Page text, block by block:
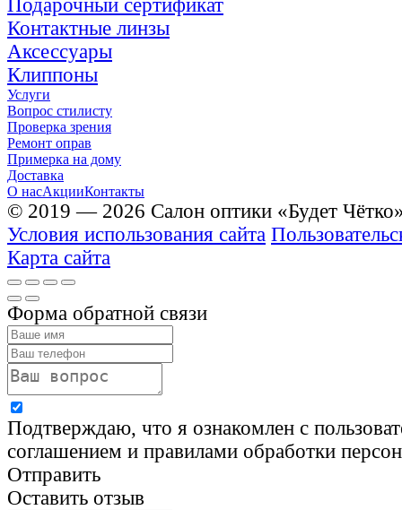
Подарочный сертификат
Контактные линзы
Аксессуары
Клиппоны
Услуги
Вопрос стилисту
Проверка зрения
Ремонт оправ
Примерка на дому
Доставка
О насАкцииКонтакты
© 2019 — 2026 Салон оптики «Будет
Условия использования сайта
Карта сайта
Форма обратной связи
Подтверждаю, что я ознакомлен с
соглашением и правилами обработки
Отправить
Оставить отзыв